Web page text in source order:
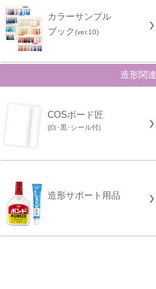
カラーサンプル
ブック(ver.10)
造形関
COSボード匠
(白･黒･シール付)
造形サポート用品